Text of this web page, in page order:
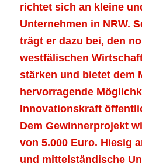
richtet sich an kleine
Unternehmen in NRW.
trägt er dazu bei, den
westfälischen
stärken und bietet dem
hervorragende
Innovationskraft
Dem Gewinnerprojekt
von 5.000 Euro. Hiesig
und mittelständische